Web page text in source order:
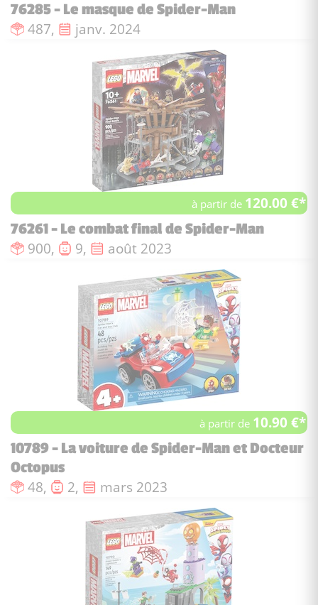
76285 - Le masque de Spider-Man
Nombre de pièces :
487, Date de sortie :
janv. 2024
à partir de 120.00 €*
76261 - Le combat final de Spider-Man
Nombre de pièces :
900, Nombre de figurines :
9, Date de sortie :
août 2023
à partir de 10.90 €*
10789 - La voiture de Spider-Man et Docteur
Octopus
Nombre de pièces :
48, Nombre de figurines :
2, Date de sortie :
mars 2023